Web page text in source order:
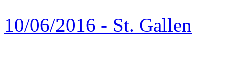
10/06/2016 - St. Gallen